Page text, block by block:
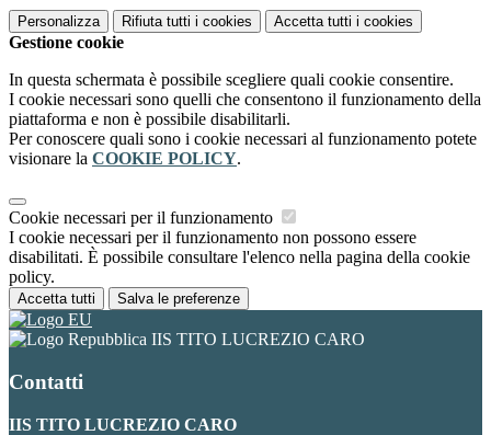
Personalizza Rifiuta tutti i cookies Accetta tutti i cookies
Gestione cookie
In questa schermata è possibile scegliere quali cookie consentire.
I cookie necessari sono quelli che consentono il funzionamento della
piattaforma e non è possibile disabilitarli.
Per conoscere quali sono i cookie necessari al funzionamento potete
visionare la COOKIE POLICY.
Cookie necessari per il funzionamento
I cookie necessari per il funzionamento non possono essere
disabilitati. È possibile consultare l'elenco nella pagina della cookie
policy.
Accetta tutti Salva le preferenze
IIS TITO LUCREZIO CARO
Contatti
IIS TITO LUCREZIO CARO